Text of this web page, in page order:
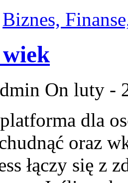
Biznes,
On luty -
dla
oraz
łączy się z